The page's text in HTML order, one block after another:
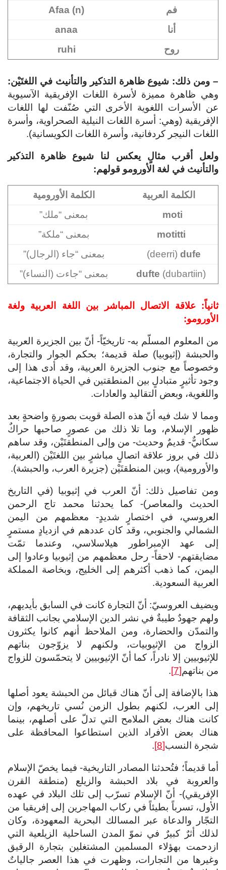
فم
Afaa (n)
أنا
anaa
روح
ruhi
– ومن ذلك: شيوع ظاهرة التذكير والتأنيث في اللغتَيْن:
وهي ظاهرة مميزة لأسرة اللغات الإفريقية الآسيوية
عن الأسرات اللغوية الأخرى التي صُنّفت لها اللغات
الإفريقية (وهي: أسرة اللغات النيلية الصحراوية، وأسرة
اللغات النيجر كردفانية، وأسرة اللغات الكويسانية).
ولعل أقرب مثالٍ يعكس لنا شيوع ظاهرة التذكير
والتأنيث في لغة الأورومو قولهم:
الكلمة العربية
الكلمة الأورومية
moti
بمعنى “ملك”
motitti
بمعنى “ملكة”
deerri) dufe
)
بمعنى “جاء (الرجال)”
(dubartiin)
dufte بمعنى “جاءت (النساء)”
ثانياً: علاقة الاتصال المباشر بين اللغة العربية ولغة
الأورومو:
من المعلوم المسلّم به- تاريخيّاً- أنّ بين الجزيرة العربية
والحبشة (إثيوبيا) صلة قديمة؛ بحكم الجوار والتجارة،
وخصوصاً مع جنوب الجزيرة العربية، وقد أدى هذا إلى
وجود تأثيرٍ متبادلٍ بين المنطقتين في الحياة الاجتماعية،
واللغوية، وبعض التقاليد والعادات.
ومما لا شك فيه أنّ هذه الصلة قويت بصورةٍ واضحةٍ بعد
ظهور الإسلام، وما تلا ذلك من عصورٍ صاحبها حراكٌ
سكانيٌّ- قديمٌ وحديث- من وإلى المنطقتَيْن، وقد ساهم
ذلك في بروز علاقة اتصالٍ مباشرٍ بين اللغتَيْن (العربية،
والأورومية)، وبين المنطقتَيْن (جزيرة العرب، والحبشة).
ومن تفاصيل ذلك: أنّ العرب في إثيوبيا (في التاريخ
الحديث والمعاصر)- كما يحدثنا محمد تاج الرحمن
العروسي، في اختصارٍ شديدٍ- معظمهم من اليمن
الشمالي والجنوبي، وقد كان عددهم في ازديادٍ مستمرٍ
إلى عهد الإمبراطور هيلاسلاسي، وعندما تمّت
مضايقتهم- لاحقاً- رحل معظمهم من إثيوبيا وعادوا إلى
اليمن، كما ذهب أكثرهم إلى الخليج، وبخاصة المملكة
العربية السعودية.
ويضيف العروسيّ: أنّ التجارة كانت في السابق بأيديهم،
ولهم جهودٌ طيبةٌ في نشر الدين الإسلامي بجانب الثقافة
والتمدّن والحضارة، ومن الملاحظ أنهم كانوا يكثرون
الزواج من الإثيوبيات، ولكنهم لا يزوّجون بناتهم
للإثيوبيين إلا نادراً، كما أنّ الإثيوبيين لا يتحمّسون للزواج
من بناتهم[7]
.
هذا بالإضافة إلى أنّ هناك قبائل من الحبشة يعود أصلها
إلى العرب، لكنهم بطول الزمن نُسي تاريخهم، وإن
كانت هناك بعض الملامح التي تدلّ على أصلهم، بينما
هناك بعض الأفراد الذين استطاعوا المحافظة على
شجرة النسب[8]
.
أما قديماً؛ فتُحدثنا المصادر التاريخية- فيما يخصّ الإسلام
والعروبة في بلاد الحبشة والزيلع (منطقة القرن
الإفريقي)- أنّ الإسلام تسرّب إلى تلك البلاد في عهده
الأول، تسرباً بطيئاً في ركاب المهاجرين إلى إفريقيا من
التجّار والدعاة عبر المسالك البحرية المعهودة، وكان
لذلك أثرٌ كبيرٌ في نموّ المدن الساحلية الزيلعية التي
ازدحمت بهؤلاء المسلمين المشتغلين بتجارة الرقيق
وغيرها من التجارات، وظهرت في هذا العصر جالياتٌ